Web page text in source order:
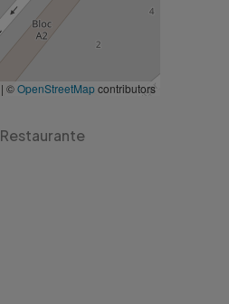
| ©OpenStreetMapcontributors
Restaurante